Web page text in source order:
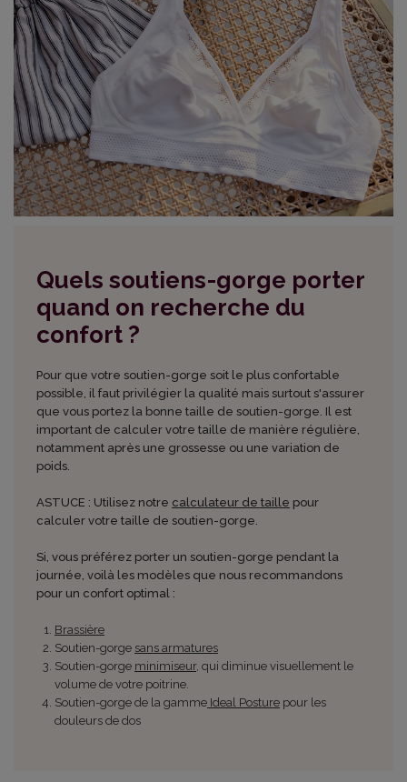
Quels soutiens-gorge porter
quand on recherche du
confort ?
Pour que votre soutien-gorge soit le plus confortable
possible, il faut privilégier la qualité mais surtout s'assurer
que vous portez la bonne taille de soutien-gorge. Il est
important de calculer votre taille de manière régulière,
notamment après une grossesse ou une variation de
poids.
ASTUCE : Utilisez notre calculateur de taille pour
calculer votre taille de soutien-gorge.
Si, vous préférez porter un soutien-gorge pendant la
journée, voilà les modèles que nous recommandons
pour un confort optimal :
Brassière
Soutien-gorge sans armatures
Soutien-gorge minimiseur, qui diminue visuellement le
volume de votre poitrine.
Soutien-gorge de la gamme Ideal Posture pour les
douleurs de dos